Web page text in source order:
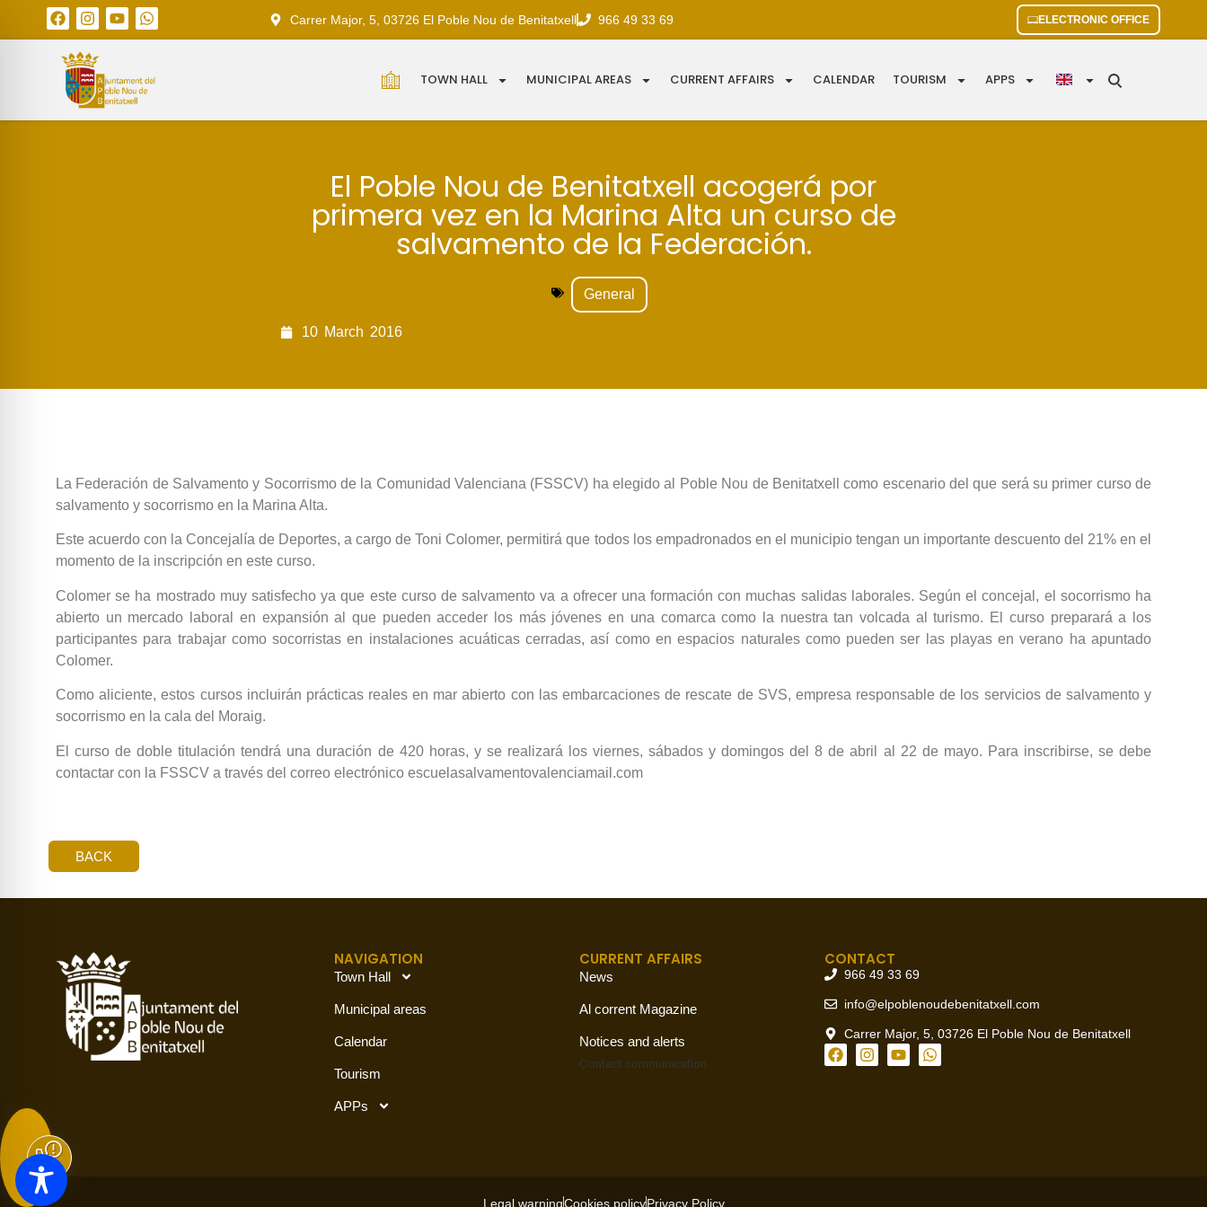
Carrer Major, 5, 03726 El Poble Nou de Benitatxell 966 49 33 69 ELECTRONIC OFFICE
TOWN HALL MUNICIPAL AREAS CURRENT AFFAIRS CALENDAR TOURISM APPS
El Poble Nou de Benitatxell acogerá por
primera vez en la Marina Alta un curso de
salvamento de la Federación.
General
10 March 2016
La Federación de Salvamento y Socorrismo de la Comunidad Valenciana (FSSCV) ha elegido al Poble Nou de Benitatxell como escenario del que será su primer curso de
salvamento y socorrismo en la Marina Alta.
Este acuerdo con la Concejalía de Deportes, a cargo de Toni Colomer, permitirá que todos los empadronados en el municipio tengan un importante descuento del 21% en el
momento de la inscripción en este curso.
Colomer se ha mostrado muy satisfecho ya que este curso de salvamento va a ofrecer una formación con muchas salidas laborales. Según el concejal, el socorrismo ha
abierto un mercado laboral en expansión al que pueden acceder los más jóvenes en una comarca como la nuestra tan volcada al turismo. El curso preparará a los
participantes para trabajar como socorristas en instalaciones acuáticas cerradas, así como en espacios naturales como pueden ser las playas en verano ha apuntado
Colomer.
Como aliciente, estos cursos incluirán prácticas reales en mar abierto con las embarcaciones de rescate de SVS, empresa responsable de los servicios de salvamento y
socorrismo en la cala del Moraig.
El curso de doble titulación tendrá una duración de 420 horas, y se realizará los viernes, sábados y domingos del 8 de abril al 22 de mayo. Para inscribirse, se debe
contactar con la FSSCV a través del correo electrónico escuelasalvamentovalenciamail.com
BACK
NAVIGATION
Town Hall
Municipal areas
Calendar
Tourism
APPs
CURRENT AFFAIRS
News
Al corrent Magazine
Notices and alerts
Contact communication
CONTACT
966 49 33 69
info@elpoblenoudebenitatxell.com
Carrer Major, 5, 03726 El Poble Nou de Benitatxell
Legal warningCookies policyPrivacy Policy